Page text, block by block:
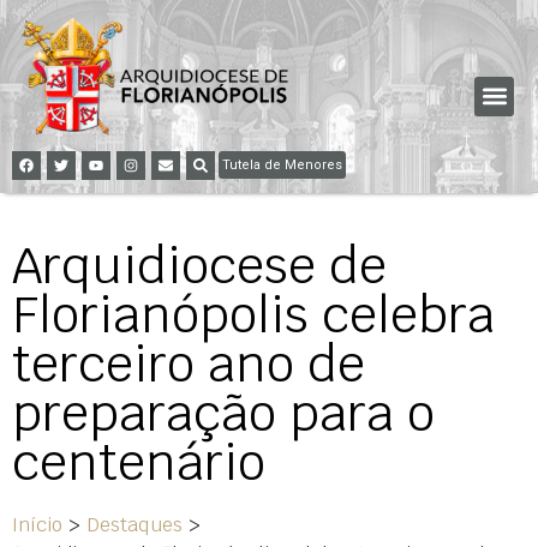
Tutela de Menores
Arquidiocese de
Florianópolis celebra
terceiro ano de
preparação para o
centenário
Início > Destaques >